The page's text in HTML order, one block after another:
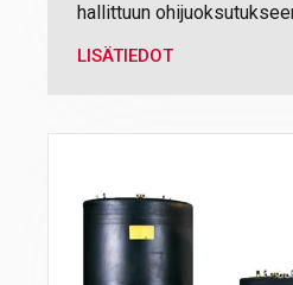
hallittuun
LISÄTIEDOT